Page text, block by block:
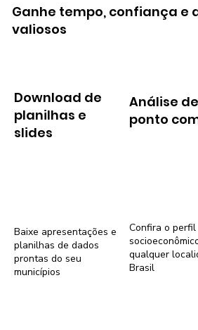
Download de
planilhas e
slides
Baixe apresentações e
planilhas de dados
prontas do seu
municípios
Análise de
ponto
Confira o perfil
qualquer
Brasil
Ganhe tempo, confiança e
valiosos